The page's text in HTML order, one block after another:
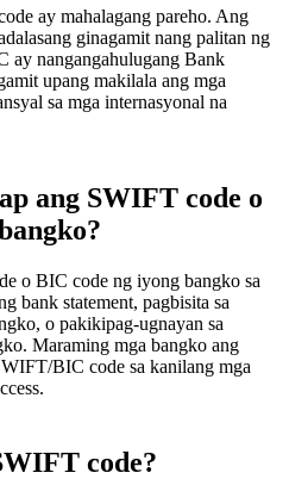
ay mahalagang pareho. Ang
ginagamit nang palitan ng
ay nangangahulugang Bank
upang makilala ang mga
sa mga internasyonal na
ang SWIFT code o
o BIC code ng iyong bangko sa
bank statement, pagbisita sa
o pakikipag-ugnayan sa
Maraming mga bangko ang
BIC code sa kanilang mga
code?